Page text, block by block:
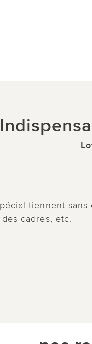
tiennent
cadres, etc.